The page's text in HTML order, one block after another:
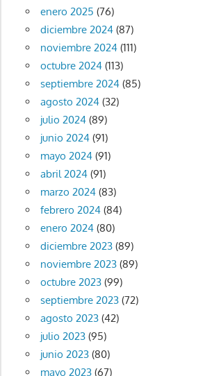
enero 2025 (76)
diciembre 2024(87)
noviembre 2024(111)
octubre 2024(113)
septiembre 2024(85)
agosto 2024(32)
julio 2024(89)
junio 2024(91)
mayo 2024(91)
abril 2024(91)
marzo 2024(83)
febrero 2024(84)
enero 2024(80)
diciembre 2023(89)
noviembre 2023(89)
octubre 2023(99)
septiembre 2023(72)
agosto 2023(42)
julio 2023(95)
junio 2023(80)
mayo 2023(67)